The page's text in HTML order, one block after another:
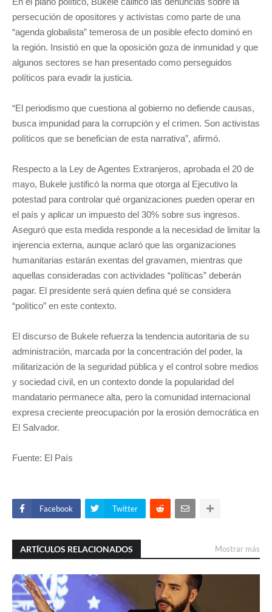
persecución de opositores y activistas como parte de una
“agenda globalista” temerosa de un posible efecto dominó en
la región. Insistió en que la oposición goza de inmunidad y que
algunos sectores se han presentado como perseguidos
políticos para evadir la justicia.
“El periodismo que cuestiona al gobierno no defiende causas,
busca impunidad para la corrupción y el crimen. Son activistas
políticos que se benefician de esta narrativa”, afirmó.
Respecto a la Ley de Agentes Extranjeros, aprobada el 20 de
mayo, Bukele justificó la norma que otorga al Ejecutivo la
potestad para controlar qué organizaciones pueden operar en
el país y aplicar un impuesto del 30% sobre sus ingresos.
Aseguró que esta medida responde a la necesidad de limitar la
injerencia externa, aunque aclaró que las organizaciones
humanitarias estarán exentas del gravamen, mientras que
aquellas consideradas con actividades “políticas” deberán
pagar. El presidente será quien defina qué se considera
“político” en este contexto.
El discurso de Bukele refuerza la tendencia autoritaria de su
administración, marcada por la concentración del poder, la
militarización de la seguridad pública y el control sobre medios
y sociedad civil, en un contexto donde la popularidad del
mandatario permanece alta, pero la comunidad internacional
expresa creciente preocupación por la erosión democrática en
El Salvador.
Fuente: El País
Facebook Twitter
ARTÍCULOS RELACIONADOS Mostrar más